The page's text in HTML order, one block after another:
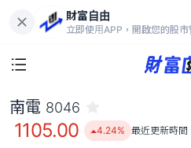
財富自由
立即使用APP，開啟您的股市
1105.00
南電 8046
1105.00 4.24% 最近更新時間